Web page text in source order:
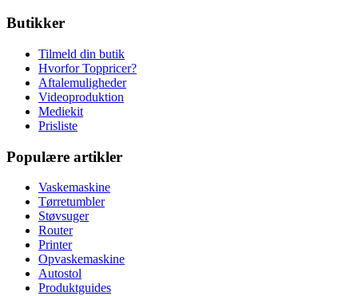
Butikker
Tilmeld din butik
Hvorfor Toppricer?
Aftalemuligheder
Videoproduktion
Mediekit
Prisliste
Populære artikler
Vaskemaskine
Tørretumbler
Støvsuger
Router
Printer
Opvaskemaskine
Autostol
Produktguides